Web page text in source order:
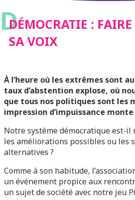
DDÉMOCRATIE :
SA VOIX
À l’heure où les extrêmes sont
taux d’abstention explose, où
que tous nos politiques sont les
impression d’impuissance monte
Notre système démocratique est-il
les améliorations possibles ou les
alternatives ?
Comme à son habitude,
un événement propice aux
un sujet de société avec notre jeu